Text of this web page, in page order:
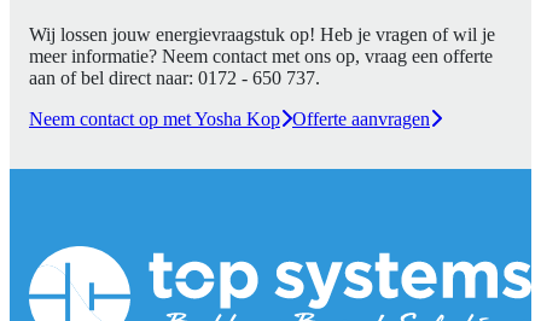
Wij lossen jouw energievraagstuk op! Heb je vragen of wil je
meer informatie? Neem contact met ons op, vraag een offerte
aan of bel direct naar: 0172 - 650 737.
Neem contact op met Yosha Kop Offerte aanvragen